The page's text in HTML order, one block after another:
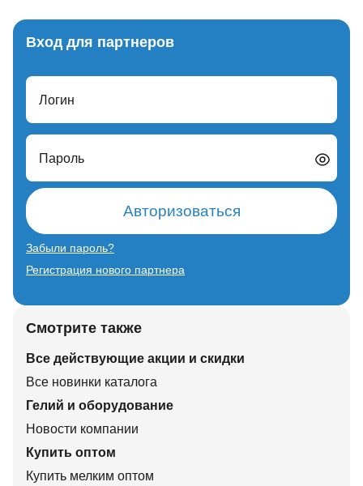
Вход для партнеров
Логин
Пароль
Авторизоваться
Забыли пароль?
Регистрация нового партнера
Смотрите также
Все действующие акции и скидки
Все новинки каталога
Гелий и оборудование
Новости компании
Купить оптом
Купить мелким оптом